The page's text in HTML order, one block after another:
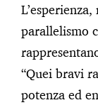
parallelismo
“Quei bravi
potenza ed